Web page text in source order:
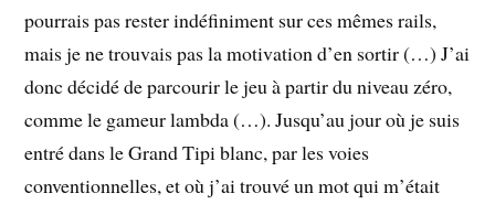
pourrais pas rester indéfiniment sur ces mêmes rails,
mais je ne trouvais pas la motivation d’en sortir (…) J’ai
donc décidé de parcourir le jeu à partir du niveau zéro,
comme le gameur lambda (…). Jusqu’au jour où je suis
entré dans le Grand Tipi blanc, par les voies
conventionnelles, et où j’ai trouvé un mot qui m’était